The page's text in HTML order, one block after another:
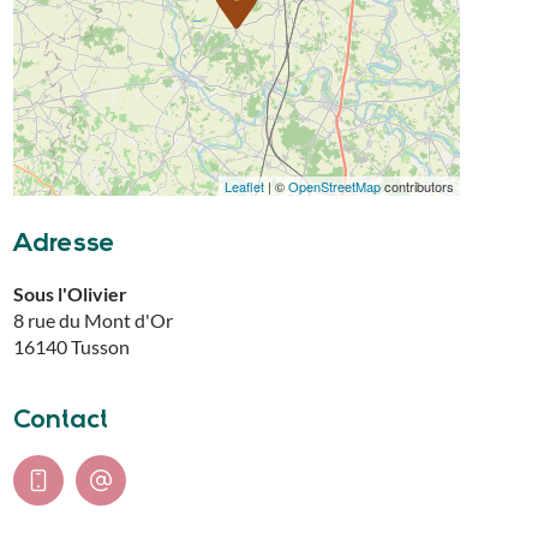
Leaflet| ©OpenStreetMapcontributors
Adresse
Sous l'Olivier
8 rue du Mont d'Or
16140Tusson
Contact